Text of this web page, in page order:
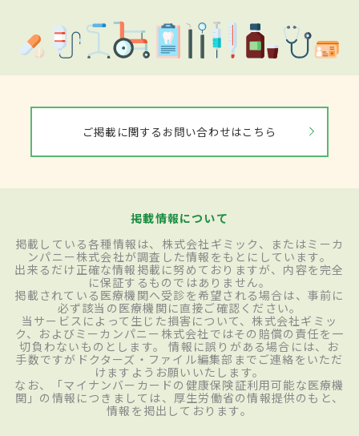
ご掲載に関するお問い合わせはこちら
掲載情報について
掲載している各種情報は、株式会社ギミック、またはミーカ
ンパニー株式会社が調査した情報をもとにしています。
出来るだけ正確な情報掲載に努めておりますが、内容を完全
に保証するものではありません。
掲載されている医療機関へ受診を希望される場合は、事前に
必ず該当の医療機関に直接ご確認ください。
当サービスによって生じた損害について、株式会社ギミッ
ク、およびミーカンパニー株式会社ではその賠償の責任を一
切負わないものとします。 情報に誤りがある場合には、お
手数ですがドクターズ・ファイル編集部までご連絡をいただ
けますようお願いいたします。
なお、「マイナンバーカードの健康保険証利用可能な医療機
関」の情報につきましては、厚生労働省の情報提供のもと、
情報を掲出しております。